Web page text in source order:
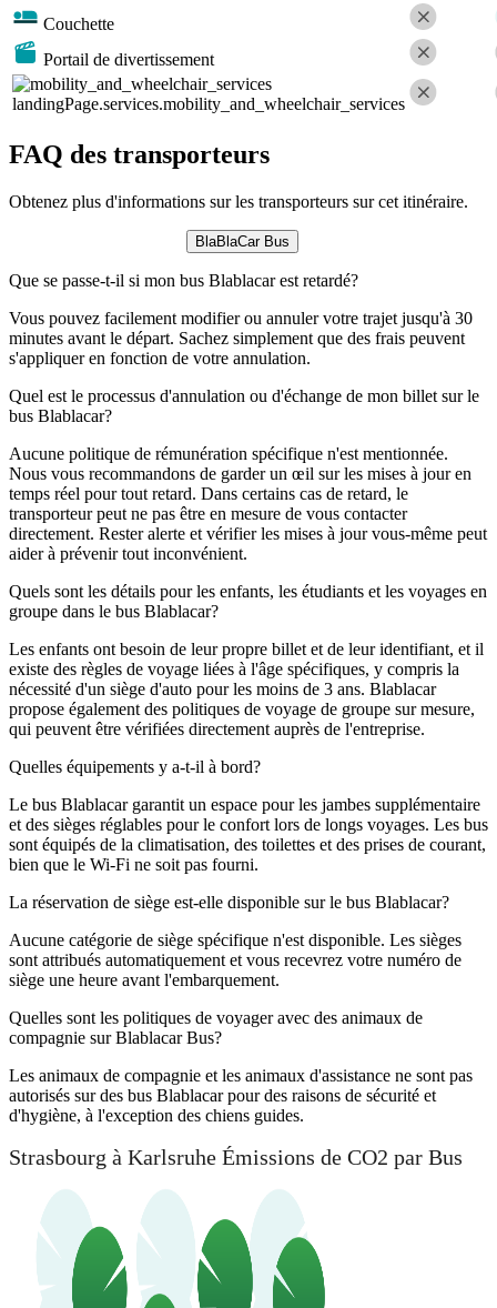
Couchette
Portail de divertissement
landingPage.services.mobility_and_wheelchair_services
FAQ des transporteurs
Obtenez plus d'informations sur les transporteurs sur cet itinéraire.
BlaBlaCar Bus
Que se passe-t-il si mon bus Blablacar est retardé?
Vous pouvez facilement modifier ou annuler votre trajet jusqu'à 30
minutes avant le départ. Sachez simplement que des frais peuvent
s'appliquer en fonction de votre annulation.
Quel est le processus d'annulation ou d'échange de mon billet sur le
bus Blablacar?
Aucune politique de rémunération spécifique n'est mentionnée.
Nous vous recommandons de garder un œil sur les mises à jour en
temps réel pour tout retard. Dans certains cas de retard, le
transporteur peut ne pas être en mesure de vous contacter
directement. Rester alerte et vérifier les mises à jour vous-même peut
aider à prévenir tout inconvénient.
Quels sont les détails pour les enfants, les étudiants et les voyages en
groupe dans le bus Blablacar?
Les enfants ont besoin de leur propre billet et de leur identifiant, et il
existe des règles de voyage liées à l'âge spécifiques, y compris la
nécessité d'un siège d'auto pour les moins de 3 ans. Blablacar
propose également des politiques de voyage de groupe sur mesure,
qui peuvent être vérifiées directement auprès de l'entreprise.
Quelles équipements y a-t-il à bord?
Le bus Blablacar garantit un espace pour les jambes supplémentaire
et des sièges réglables pour le confort lors de longs voyages. Les bus
sont équipés de la climatisation, des toilettes et des prises de courant,
bien que le Wi-Fi ne soit pas fourni.
La réservation de siège est-elle disponible sur le bus Blablacar?
Aucune catégorie de siège spécifique n'est disponible. Les sièges
sont attribués automatiquement et vous recevrez votre numéro de
siège une heure avant l'embarquement.
Quelles sont les politiques de voyager avec des animaux de
compagnie sur Blablacar Bus?
Les animaux de compagnie et les animaux d'assistance ne sont pas
autorisés sur des bus Blablacar pour des raisons de sécurité et
d'hygiène, à l'exception des chiens guides.
Strasbourg à Karlsruhe Émissions de CO2 par Bus